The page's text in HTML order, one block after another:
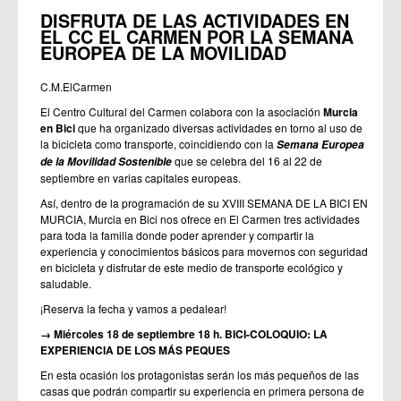
DISFRUTA DE LAS ACTIVIDADES EN
EL CC EL CARMEN POR LA SEMANA
EUROPEA DE LA MOVILIDAD
C.M.ElCarmen
El Centro Cultural del Carmen colabora con la asociación Murcia
en Bicique ha organizado diversas actividades en torno al uso de
la bicicleta como transporte, coincidiendo con la Semana Europea
de la Movilidad Sostenibleque se celebra del 16 al 22 de
septiembre en varias capitales europeas.
Así, dentro de la programación de su XVIII SEMANA DE LA BICI EN
MURCIA, Murcia en Bici nos ofrece en El Carmen tres actividades
para toda la familia donde poder aprender y compartir la
experiencia y conocimientos básicos para movernos con seguridad
en bicicleta y disfrutar de este medio de transporte ecológico y
saludable.
¡Reserva la fecha y vamos a pedalear!
→ Miércoles 18 de septiembre 18 h. BICI-COLOQUIO: LA
EXPERIENCIA DE LOS MÁS PEQUES
En esta ocasión los protagonistas serán los más pequeños de las
casas que podrán compartir su experiencia en primera persona de